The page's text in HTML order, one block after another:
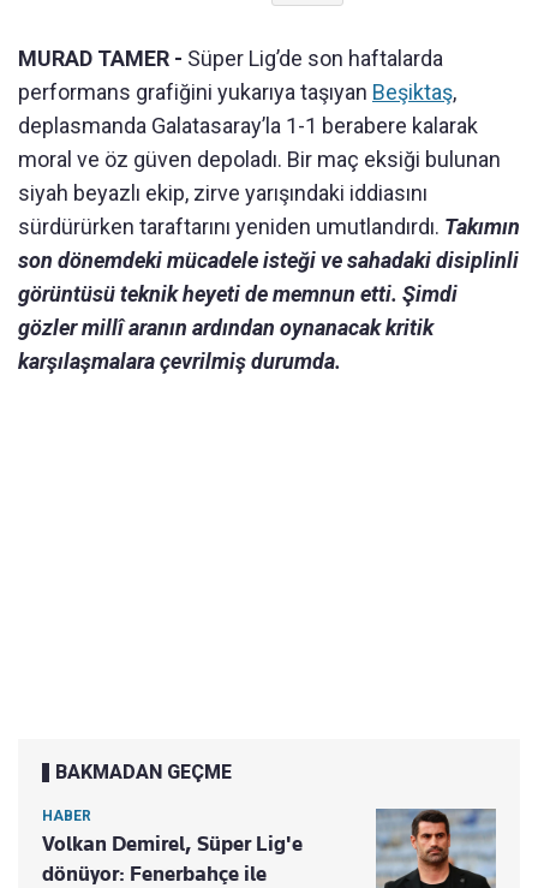
MURAD TAMER - Süper Lig’de son haftalarda
performans grafiğini yukarıya taşıyan Beşiktaş,
deplasmanda Galatasaray’la 1-1 berabere kalarak
moral ve öz güven depoladı. Bir maç eksiği bulunan
siyah beyazlı ekip, zirve yarışındaki iddiasını
sürdürürken taraftarını yeniden umutlandırdı. Takımın
son dönemdeki mücadele isteği ve sahadaki disiplinli
görüntüsü teknik heyeti de memnun etti. Şimdi
gözler millî aranın ardından oynanacak kritik
karşılaşmalara çevrilmiş durumda.
BAKMADAN GEÇME
HABER
Volkan Demirel, Süper Lig'e
dönüyor: Fenerbahçe ile